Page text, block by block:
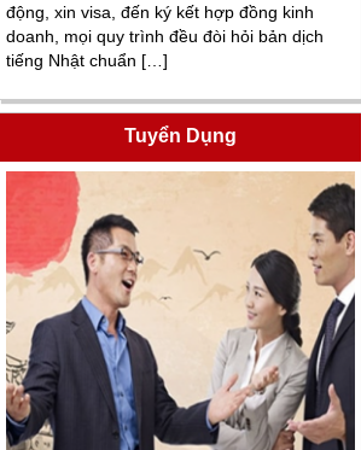
động, xin visa, đến ký kết hợp đồng kinh
doanh, mọi quy trình đều đòi hỏi bản dịch
tiếng Nhật chuẩn […]
Tuyển Dụng